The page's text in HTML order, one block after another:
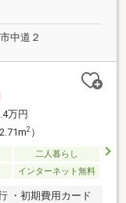
中道２
万円
2）
二人暮らし
インターネット無料
・初期費用カード